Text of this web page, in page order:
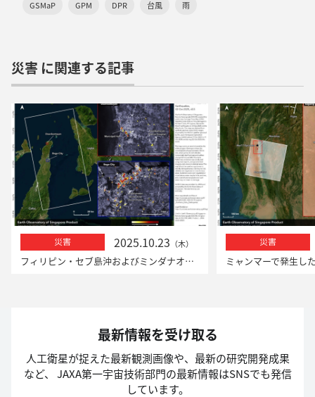
GSMaP GPM DPR 台風 雨
災害 に関連する記事
災害 2025.10.23 （木）
フィリピン・セブ島沖およびミンダナオ島沖での地震における「だいち2号」による観測
災害
最新情報を受け取る
人工衛星が捉えた最新観測画像や、最新の研究開発成果
など、
JAXA第一宇宙技術部門の最新情報はSNSでも発信
しています。